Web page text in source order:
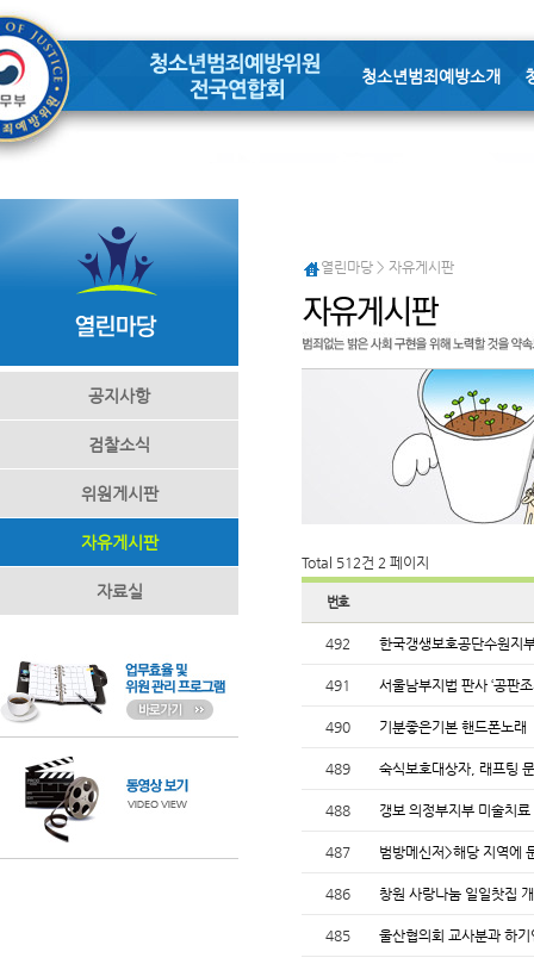
청소년범죄예방소개
공지사항
검찰소식
위원게시판
자유게시판
자료실
열린마당 > 자유게시판
Total 512건 2 페이지
번호
492 한국갱생보호공단수원지
491 서울남부지법 판사 ‘공판
490 기분좋은기본 핸드폰노래
489 숙식보호대상자, 래프팅
488 갱보 의정부지부 미술치
487 범방메신저>해당 지역에
486 창원 사랑나눔 일일찻집
485 울산협의회 교사분과 하